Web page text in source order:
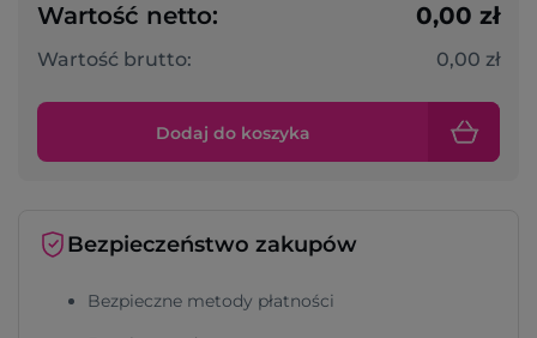
Wartość netto: 0,00 zł
Wartość brutto: 0,00 zł
Dodaj do koszyka
Bezpieczeństwo zakupów
Bezpieczne metody płatności